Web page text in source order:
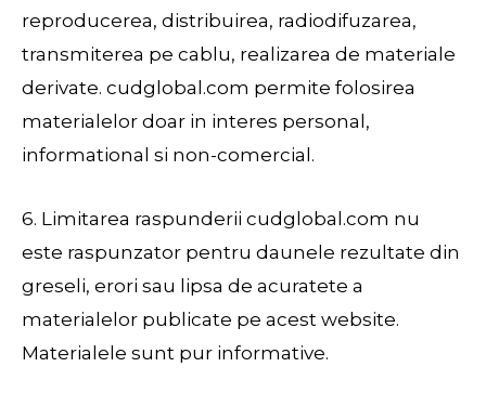
reproducerea, distribuirea, radiodifuzarea,
transmiterea pe cablu, realizarea de materiale
derivate. cudglobal.com permite folosirea
materialelor doar in interes personal,
informational si non-comercial.
6. Limitarea raspunderii cudglobal.com nu
este raspunzator pentru daunele rezultate din
greseli, erori sau lipsa de acuratete a
materialelor publicate pe acest website.
Materialele sunt pur informative.